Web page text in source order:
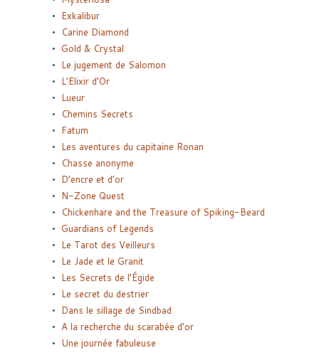
Exkalibur
Carine Diamond
Gold & Crystal
Le jugement de Salomon
L’Elixir d’Or
Lueur
Chemins Secrets
Fatum
Les aventures du capitaine Ronan
Chasse anonyme
D’encre et d’or
N-Zone Quest
Chickenhare and the Treasure of Spiking-Beard
Guardians of Legends
Le Tarot des Veilleurs
Le Jade et le Granit
Les Secrets de l’Égide
Le secret du destrier
Dans le sillage de Sindbad
A la recherche du scarabée d’or
Une journée fabuleuse